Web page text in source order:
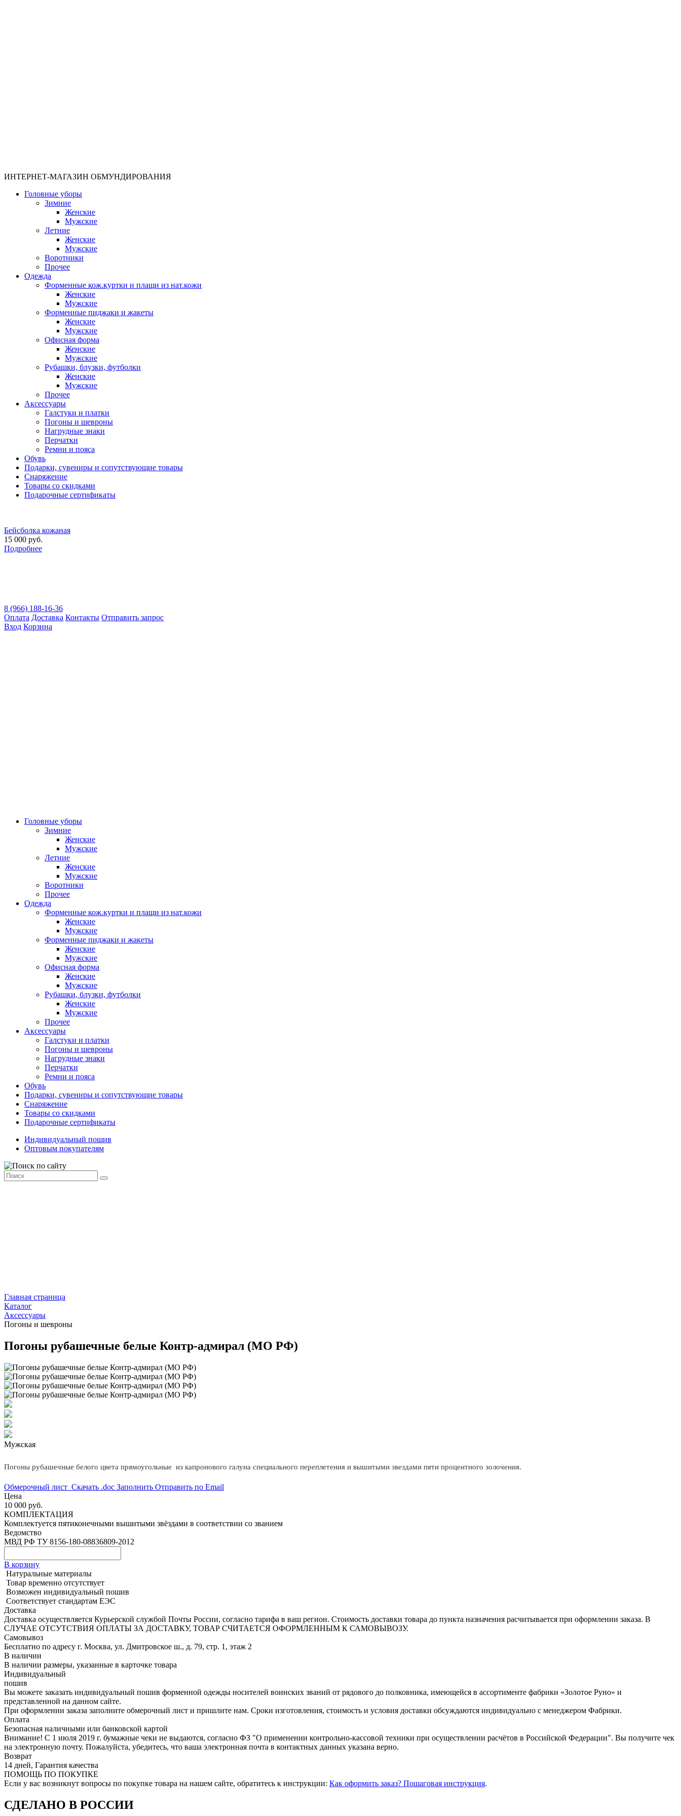
ИНТЕРНЕТ-МАГАЗИН ОБМУНДИРОВАНИЯ
Головные уборы
Зимние
Женские
Мужские
Летние
Женские
Мужские
Воротники
Прочее
Одежда
Форменные кож.куртки и плащи из нат.кожи
Женские
Мужские
Форменные пиджаки и жакеты
Женские
Мужские
Офисная форма
Женские
Мужские
Рубашки, блузки, футболки
Женские
Мужские
Прочее
Аксессуары
Галстуки и платки
Погоны и шевроны
Нагрудные знаки
Перчатки
Ремни и пояса
Обувь
Подарки, сувениры и сопутствующие товары
Снаряжение
Товары со скидками
Подарочные сертификаты
Бейсболка кожаная
15 000 руб.
Подробнее
8 (966) 188-16-36
Оплата Доставка Контакты Отправить запрос
Вход Корзина
Головные уборы
Зимние
Женские
Мужские
Летние
Женские
Мужские
Воротники
Прочее
Одежда
Форменные кож.куртки и плащи из нат.кожи
Женские
Мужские
Форменные пиджаки и жакеты
Женские
Мужские
Офисная форма
Женские
Мужские
Рубашки, блузки, футболки
Женские
Мужские
Прочее
Аксессуары
Галстуки и платки
Погоны и шевроны
Нагрудные знаки
Перчатки
Ремни и пояса
Обувь
Подарки, сувениры и сопутствующие товары
Снаряжение
Товары со скидками
Подарочные сертификаты
Индивидуальный пошив
Оптовым покупателям
Главная страница
Каталог
Аксессуары
Погоны и шевроны
Погоны рубашечные белые Контр-адмирал (МО РФ)
Мужская
Погоны рубашечные белого цвета прямоугольные из капронового галуна специального переплетения и вышитыми звездами пяти процентного золочения.
Обмерочный лист Скачать .doc Заполнить Отправить по Email
Цена
10 000 руб.
КОМПЛЕКТАЦИЯ
Комплектуется пятиконечными вышитыми звёздами в соответствии со званием
Ведомство
МВД РФ ТУ 8156-180-08836809-2012
В корзину
Натуральные материалы
Товар временно отсутствует
Возможен индивидуальный пошив
Соответствует стандартам ЕЭС
Доставка
Доставка осуществляется Курьерской службой Почты России, согласно тарифа в ваш регион. Стоимость доставки товара до пункта назначения расчитывается при оформлении заказа. В
СЛУЧАЕ ОТСУТСТВИЯ ОПЛАТЫ ЗА ДОСТАВКУ, ТОВАР СЧИТАЕТСЯ ОФОРМЛЕННЫМ К САМОВЫВОЗУ.
Самовывоз
Бесплатно по адресу г. Москва, ул. Дмитровское ш., д. 79, стр. 1, этаж 2
В наличии
В наличии размеры, указанные в карточке товара
Индивидуальный
пошив
Вы можете заказать индивидуальный пошив форменной одежды носителей воинских званий от рядового до полковника, имеющейся в ассортименте фабрики «Золотое Руно» и
представленной на данном сайте.
При оформлении заказа заполните обмерочный лист и пришлите нам. Сроки изготовления, стоимость и условия доставки обсуждаются индивидуально с менеджером Фабрики.
Оплата
Безопасная наличными или банковской картой
Внимание! С 1 июля 2019 г. бумажные чеки не выдаются, согласно ФЗ "О применении контрольно-кассовой техники при осуществлении расчётов в Российской Федерации". Вы получите чек
на электронную почту. Пожалуйста, убедитесь, что ваша электронная почта в контактных данных указана верно.
Возврат
14 дней, Гарантия качества
ПОМОЩЬ ПО ПОКУПКЕ
Если у вас возникнут вопросы по покупке товара на нашем сайте, обратитесь к инструкции: Как оформить заказ? Пошаговая инструкция.
СДЕЛАНО В РОССИИ